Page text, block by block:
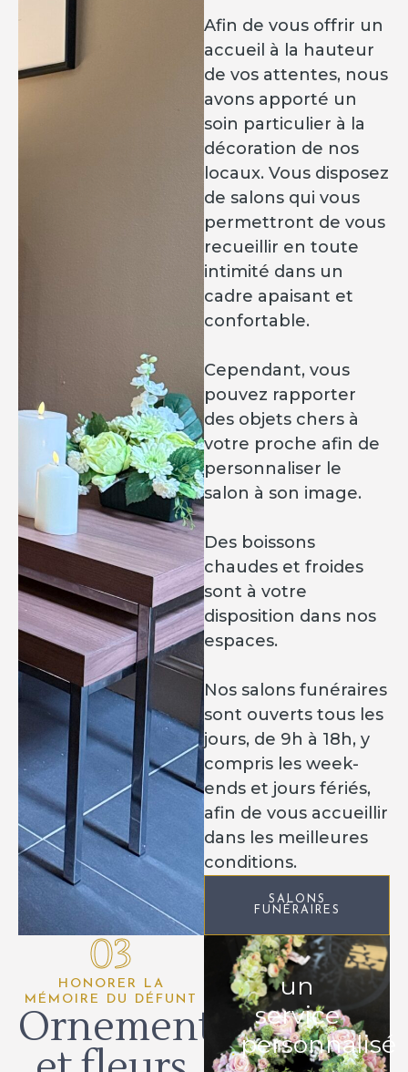
Afin de vous offrir un
accueil à la hauteur
de vos attentes, nous
avons apporté un
soin particulier à la
décoration de nos
locaux. Vous disposez
de salons qui vous
permettront de vous
recueillir en toute
intimité dans un
cadre apaisant et
confortable.
Cependant, vous
pouvez rapporter
des objets chers à
votre proche afin de
personnaliser le
salon à son image.
Des boissons
chaudes et froides
sont à votre
disposition dans nos
espaces.
Nos salons funéraires
sont ouverts tous les
jours, de 9h à 18h, y
compris les week-
ends et jours fériés,
afin de vous accueillir
dans les meilleures
conditions.
SALONS
FUNÉRAIRES
03
HONORER LA
MÉMOIRE DU DÉFUNT
Ornements
un
service
personnalisé